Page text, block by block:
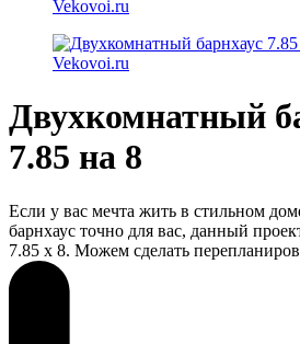
Двухкомнатный
7.85 на 8
Если у вас мечта жить в стильном
барнхаус точно для вас, данный
7.85 x 8. Можем сделать